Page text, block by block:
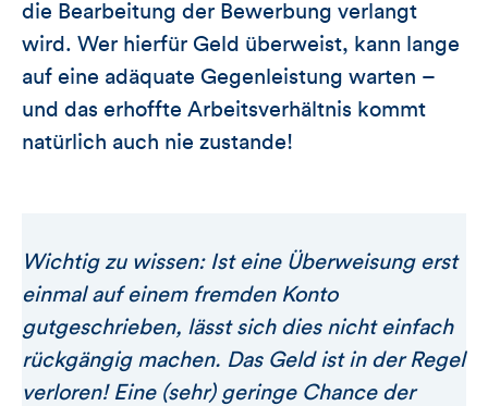
die Bearbeitung der Bewerbung verlangt
wird. Wer hierfür Geld überweist, kann lange
auf eine adäquate Gegenleistung warten –
und das erhoffte Arbeitsverhältnis kommt
natürlich auch nie zustande!
Wichtig zu wissen: Ist eine Überweisung erst
einmal auf einem fremden Konto
gutgeschrieben, lässt sich dies nicht einfach
rückgängig machen. Das Geld ist in der Regel
verloren! Eine (sehr) geringe Chance der